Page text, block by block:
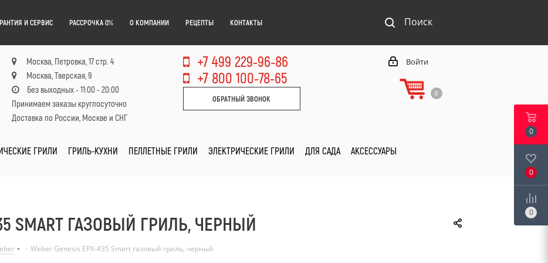
И СЕРВИС РАССРОЧКА 0% О КОМПАНИИ РЕЦЕПТЫ КОНТАКТЫ Поиск
Москва, Петровка, 17 стр. 4
Москва, Тверская, 9
Без выходных - 11:00 - 20:00
Принимаем заказы круглосуточно
Доставка по России, Москве и СНГ
+7 499 229-96-86
+7 800 100-78-65
ОБРАТНЫЙ ЗВОНОК
Войти
0
ГРИЛИ ГРИЛЬ-КУХНИ ПЕЛЛЕТНЫЕ ГРИЛИ ЭЛЕКТРИЧЕСКИЕ ГРИЛИ ДЛЯ САДА АКСЕССУАРЫ
SMART ГАЗОВЫЙ ГРИЛЬ, ЧЕРНЫЙ
- Weber Genesis EPX-435 Smart газовый гриль, черный
0
0
0